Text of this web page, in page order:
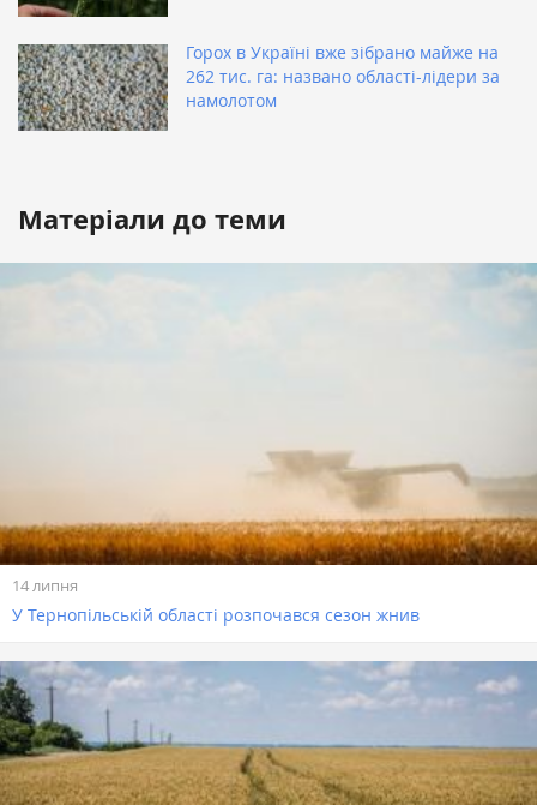
Горох в Україні вже зібрано майже на
262 тис. га: названо області-лідери за
намолотом
Матеріали до теми
14 липня
У Тернопільській області розпочався сезон жнив